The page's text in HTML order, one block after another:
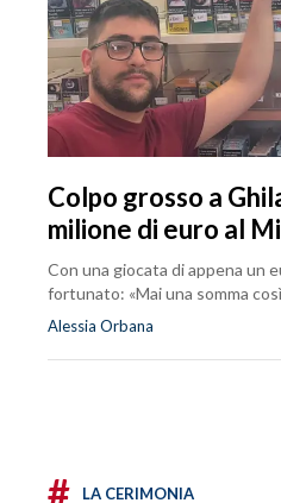
Colpo grosso a
milione di euro al
Con una giocata di appena un
fortunato: «Mai una somma
Alessia Orbana
# LA CERIMONIA